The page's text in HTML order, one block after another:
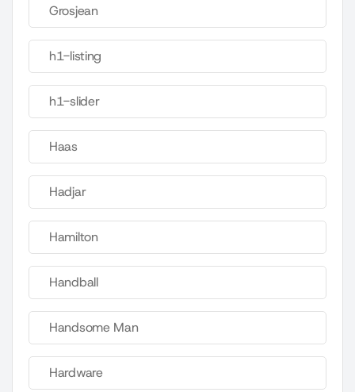
Grosjean
h1-listing
h1-slider
Haas
Hadjar
Hamilton
Handball
Handsome Man
Hardware